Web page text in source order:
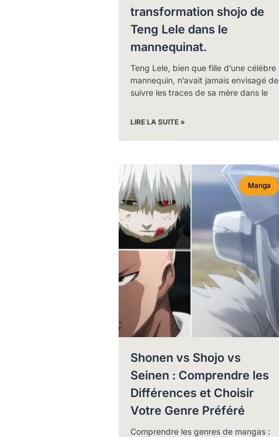
transformation shojo de
Teng Lele dans le
mannequinat.
Teng Lele, bien que fille d’une célèbre
mannequin, n’avait jamais envisagé de
suivre les traces de sa mère dans le
LIRE LA SUITE »
Manga
Shonen vs Shojo vs
Seinen : Comprendre les
Différences et Choisir
Votre Genre Préféré
Comprendre les genres de mangas :